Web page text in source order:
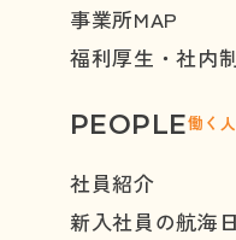
事業所MAP
福利厚生・社内
PEOPLE働く
社員紹介
新入社員の航海